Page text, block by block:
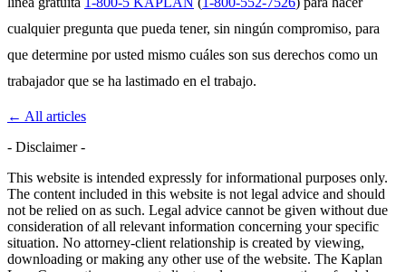
cualquier pregunta que pueda tener, sin ningún compromiso, para
que determine por usted mismo cuáles son sus derechos como un
trabajador que se ha lastimado en el trabajo.
← All articles
- Disclaimer -
This website is intended expressly for informational purposes only.
The content included in this website is not legal advice and should
not be relied on as such. Legal advice cannot be given without due
consideration of all relevant information concerning your specific
situation. No attorney-client relationship is created by viewing,
downloading or making any other use of the website. The Kaplan